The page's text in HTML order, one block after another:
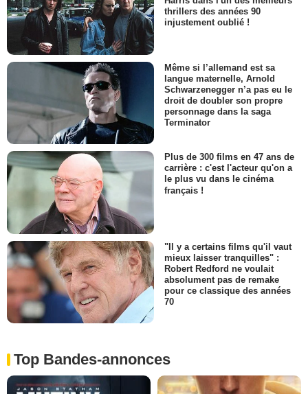
thrillers des années 90
injustement oublié !
Même si l’allemand est sa
langue maternelle, Arnold
Schwarzenegger n’a pas eu le
droit de doubler son propre
personnage dans la saga
Terminator
Plus de 300 films en 47 ans de
carrière : c'est l'acteur qu'on a
le plus vu dans le cinéma
français !
"Il y a certains films qu'il vaut
mieux laisser tranquilles" :
Robert Redford ne voulait
absolument pas de remake
pour ce classique des années
70
Top Bandes-annonces